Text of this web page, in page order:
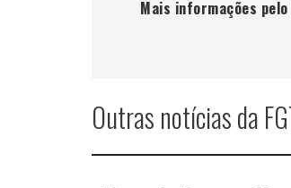
Mais informações
Outras notícias da